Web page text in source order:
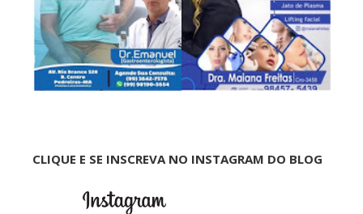
CLIQUE E SE INSCREVA NO INSTAGRAM DO BLOG